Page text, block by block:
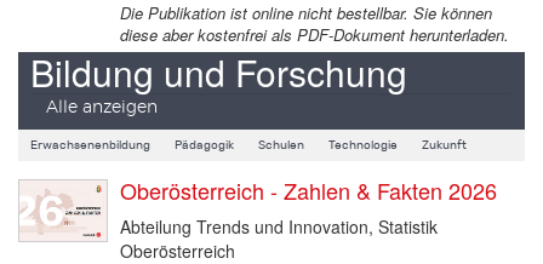
Die Publikation ist online nicht bestellbar. Sie können
diese aber kostenfrei als PDF-Dokument herunterladen.
Bildung und Forschung
Alle anzeigen
Erwachsenenbildung Pädagogik Schulen Technologie Zukunft
Oberösterreich - Zahlen & Fakten 2026
Abteilung Trends und Innovation, Statistik
Oberösterreich